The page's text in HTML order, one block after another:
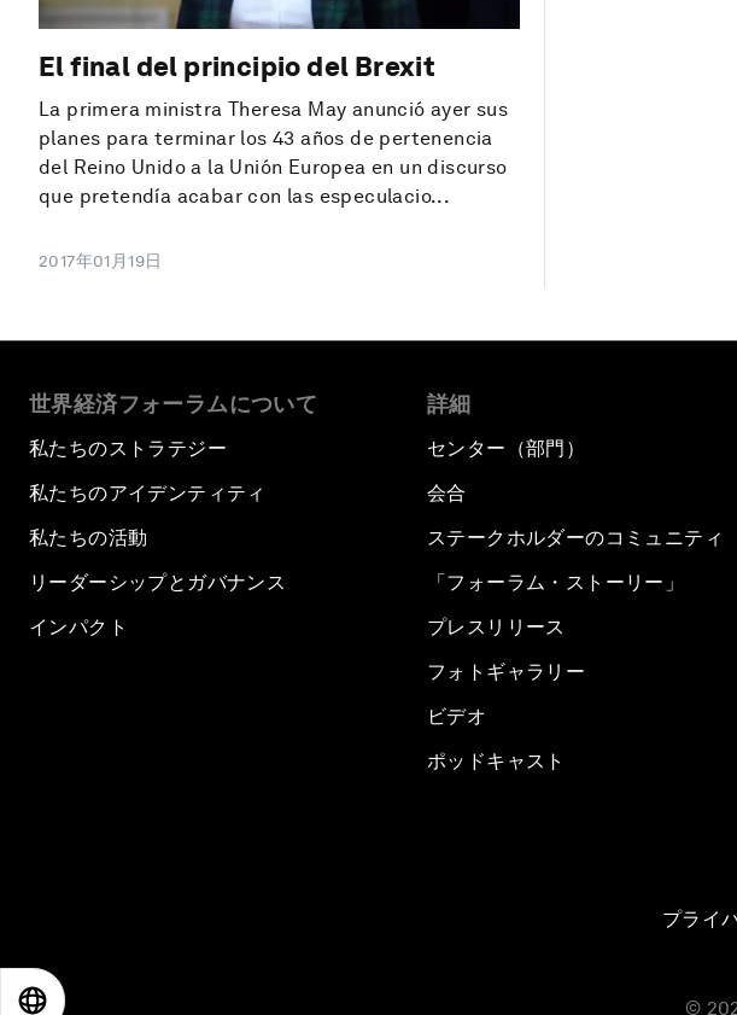
El final del principio del Brexit
La primera ministra Theresa May anunció ayer sus
planes para terminar los 43 años de pertenencia
del Reino Unido a la Unión Europea en un discurso
que pretendía acabar con las especulacio...
2017年01月19日
世界経済フォーラムについて
私たちのストラテジー
私たちのアイデンティティ
私たちの活動
リーダーシップとガバナンス
インパクト
詳細
センター（部門）
会合
ステークホルダーのコミュニティ
「フォーラム・ストーリー」
プレスリリース
フォトギャラリー
ビデオ
ポッドキャスト
プライ
©